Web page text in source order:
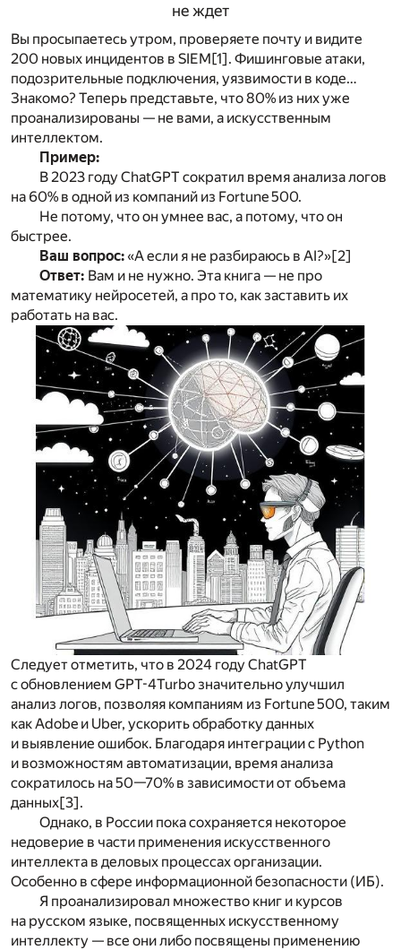
не ждет
Вы просыпаетесь утром, проверяете почту и видите
200 новых инцидентов в SIEM [1] . Фишинговые атаки,
подозрительные подключения, уязвимости в коде…
Знакомо? Теперь представьте, что 80% из них уже
проанализированы — не вами, а искусственным
интеллектом.
Пример:
В 2023 году ChatGPT сократил время анализа логов
на 60% в одной из компаний из Fortune 500.
Не потому, что он умнее вас, а потому, что он
быстрее.
Ваш вопрос:«А если я не разбираюсь в AI?»[2]
Ответ: Вам и не нужно. Эта книга — не про
математику нейросетей, а про то, как заставить их
работать на вас.
Следует отметить, что в 2024 году ChatGPT
с обновлением GPT-4Turbo значительно улучшил
анализ логов, позволяя компаниям из Fortune 500, таким
как Adobe и Uber, ускорить обработку данных
и выявление ошибок. Благодаря интеграции с Python
и возможностям автоматизации, время анализа
сократилось на 50—70% в зависимости от объема
данных[3].
Однако, в России пока сохраняется некоторое
недоверие в части применения искусственного
интеллекта в деловых процессах организации.
Особенно в сфере информационной безопасности (ИБ).
Я проанализировал множество книг и курсов
на русском языке, посвященных искусственному
интеллекту — все они либо посвящены применению